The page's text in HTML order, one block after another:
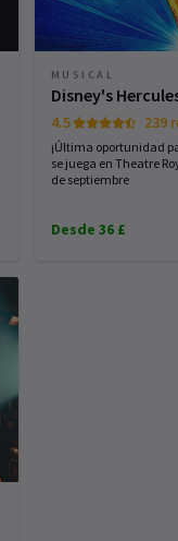
MUSICAL
Disney's
4.5 239
¡Última oportunidad
se juega en Theatre
de septiembre
Desde 36 £